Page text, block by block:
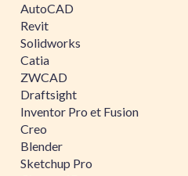
AutoCAD
Revit
Solidworks
Catia
ZWCAD
Draftsight
Inventor Pro et Fusion
Creo
Blender
Sketchup Pro